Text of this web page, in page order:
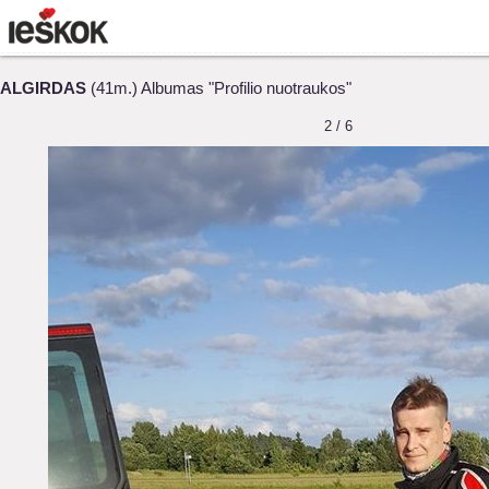
ALGIRDAS (41m.) Albumas "Profilio nuotraukos"
2 / 6